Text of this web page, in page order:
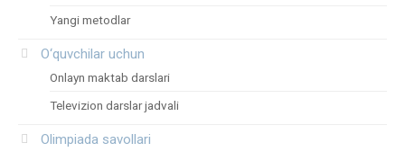
Yangi metodlar
O‘quvchilar uchun
Onlayn maktab darslari
Televizion darslar jadvali
Olimpiada savollari